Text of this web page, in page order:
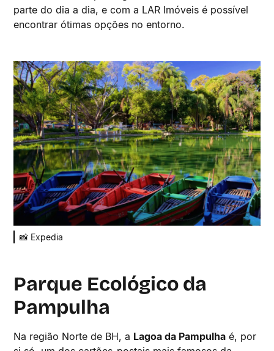
parte do dia a dia, e com a LAR Imóveis é possível
encontrar ótimas opções no entorno.
📸 Expedia
Parque Ecológico da
Pampulha
Na região Norte de BH, a Lagoa da Pampulha é, por